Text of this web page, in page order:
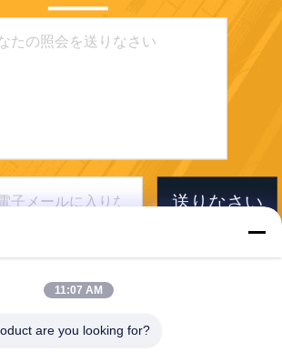
送りなさい
11:07 AM
are you looking for?